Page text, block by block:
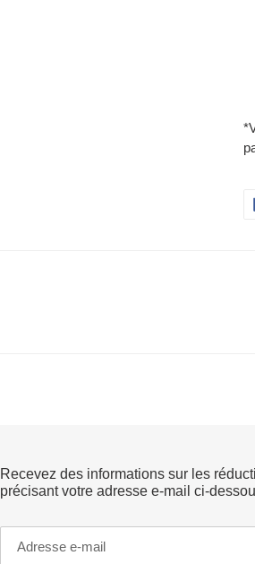
Recevez des informations sur les
précisant votre adresse e-mail ci-